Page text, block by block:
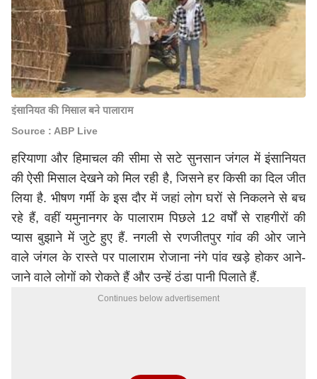
इंसानियत की मिसाल बने पालाराम
Source : ABP Live
हरियाणा और हिमाचल की सीमा से सटे सुनसान जंगल में इंसानियत
की ऐसी मिसाल देखने को मिल रही है, जिसने हर किसी का दिल जीत
लिया है. भीषण गर्मी के इस दौर में जहां लोग घरों से निकलने से बच
रहे हैं, वहीं यमुनानगर के पालाराम पिछले 12 वर्षों से राहगीरों की
प्यास बुझाने में जुटे हुए हैं. नगली से रणजीतपुर गांव की ओर जाने
वाले जंगल के रास्ते पर पालाराम रोजाना नंगे पांव खड़े होकर आने-
जाने वाले लोगों को रोकते हैं और उन्हें ठंडा पानी पिलाते हैं.
Continues below advertisement